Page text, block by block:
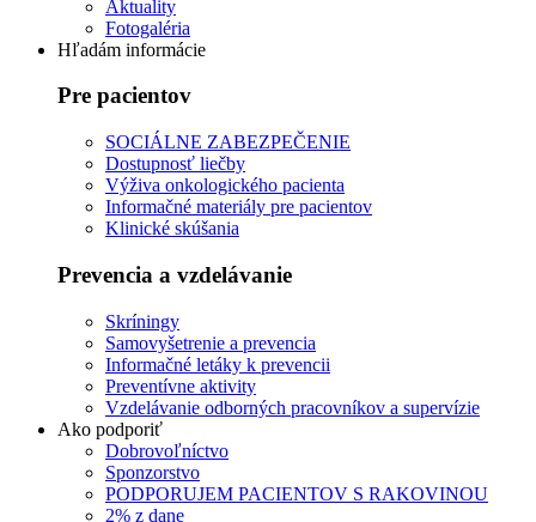
Aktuality
Fotogaléria
Hľadám informácie
Pre pacientov
SOCIÁLNE ZABEZPEČENIE
Dostupnosť liečby
Výživa onkologického pacienta
Informačné materiály pre pacientov
Klinické skúšania
Prevencia a vzdelávanie
Skríningy
Samovyšetrenie a prevencia
Informačné letáky k prevencii
Preventívne aktivity
Vzdelávanie odborných pracovníkov a supervízie
Ako podporiť
Dobrovoľníctvo
Sponzorstvo
PODPORUJEM PACIENTOV S RAKOVINOU
2% z dane